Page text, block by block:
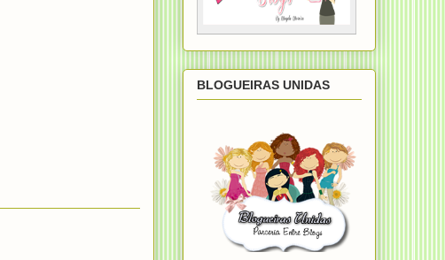
BLOGUEIRAS UNIDAS